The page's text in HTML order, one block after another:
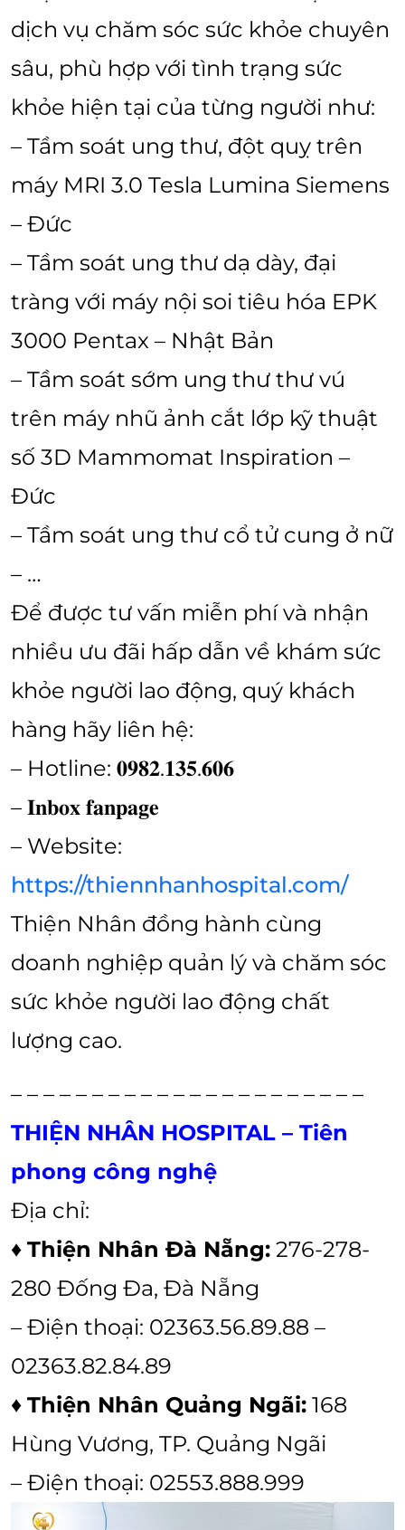
dịch vụ chăm sóc sức khỏe chuyên
sâu, phù hợp với tình trạng sức
khỏe hiện tại của từng người như:
– Tầm soát ung thư, đột quỵ trên
máy MRI 3.0 Tesla Lumina Siemens
– Đức
– Tầm soát ung thư dạ dày, đại
tràng với máy nội soi tiêu hóa EPK
3000 Pentax – Nhật Bản
– Tầm soát sớm ung thư thư vú
trên máy nhũ ảnh cắt lớp kỹ thuật
số 3D Mammomat Inspiration –
Đức
– Tầm soát ung thư cổ tử cung ở nữ
– …
Để được tư vấn miễn phí và nhận
nhiều ưu đãi hấp dẫn về khám sức
khỏe người lao động, quý khách
hàng hãy liên hệ:
– Hotline: 𝟎𝟗𝟖𝟐.𝟏𝟑𝟓.𝟔𝟎𝟔
– 𝐈𝐧𝐛𝐨𝐱 𝐟𝐚𝐧𝐩𝐚𝐠𝐞
– Website:
https://thiennhanhospital.com/
Thiện Nhân đồng hành cùng
doanh nghiệp quản lý và chăm sóc
sức khỏe người lao động chất
lượng cao.
– – – – – – – – – – – – – – – – – – – – – –
THIỆN NHÂN HOSPITAL – Tiên
phong công nghệ
Địa chỉ:
♦ Thiện Nhân Đà Nẵng: 276-278-
280 Đống Đa, Đà Nẵng
– Điện thoại: 02363.56.89.88 –
02363.82.84.89
♦ Thiện Nhân Quảng Ngãi: 168
Hùng Vương, TP. Quảng Ngãi
– Điện thoại: 02553.888.999